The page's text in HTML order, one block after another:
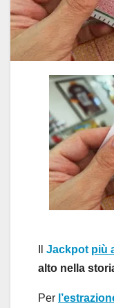
Jackpot più
alto nella
Per l’estra